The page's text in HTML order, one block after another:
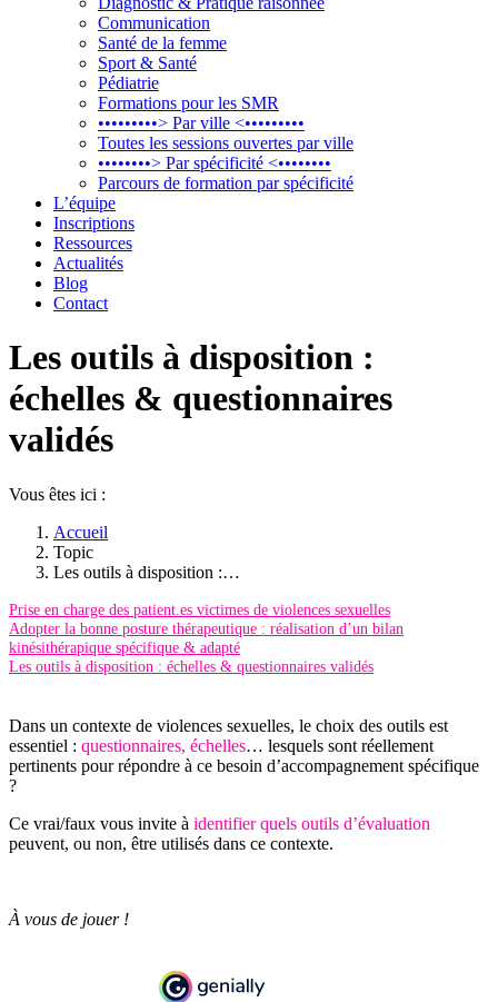
Communication
Santé de la femme
Sport & Santé
Pédiatrie
Formations pour les SMR
•••••••••> Par ville <•••••••••
Toutes les sessions ouvertes par ville
••••••••> Par spécificité <••••••••
Parcours de formation par spécificité
L’équipe
Inscriptions
Ressources
Actualités
Blog
Contact
Les outils à disposition :
échelles & questionnaires
validés
Vous êtes ici :
Accueil
Topic
Les outils à disposition :…
Prise en charge des patient.es victimes de violences sexuelles
Adopter la bonne posture thérapeutique : réalisation d’un bilan
kinésithérapique spécifique & adapté
Les outils à disposition : échelles & questionnaires validés
Dans un contexte de violences sexuelles, le choix des outils est
essentiel : questionnaires, échelles… lesquels sont réellement
pertinents pour répondre à ce besoin d’accompagnement spécifique
?
Ce vrai/faux vous invite à identifier quels outils d’évaluation
peuvent, ou non, être utilisés dans ce contexte.
À vous de jouer !